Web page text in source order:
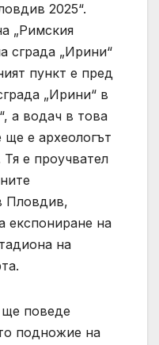
2025“.
„Римския
сграда „Ирини“
пункт е пред
„Ирини“ в
а водач в това
е археологът
е проучвател
Пловдив,
експониране на
на
поведе
подножие на